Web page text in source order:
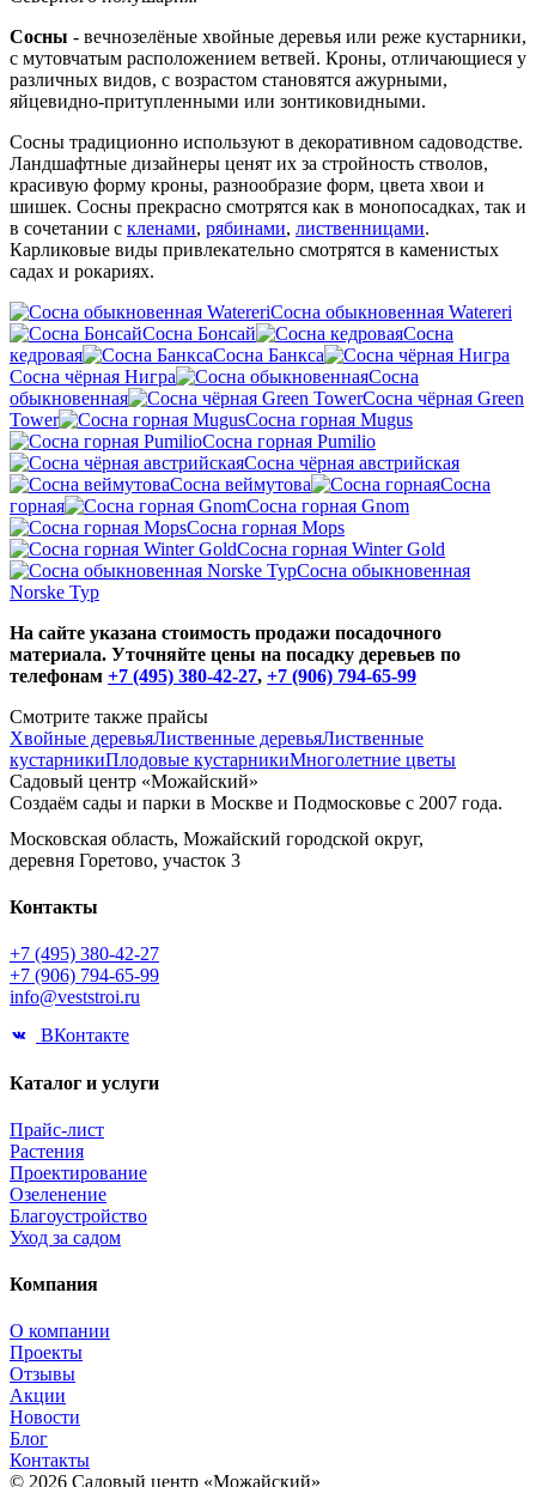
Сосны - вечнозелёные хвойные деревья или реже кустарники,
с мутовчатым расположением ветвей. Кроны, отличающиеся у
различных видов, с возрастом становятся ажурными,
яйцевидно-притупленными или зонтиковидными.
Сосны традиционно используют в декоративном садоводстве.
Ландшафтные дизайнеры ценят их за стройность стволов,
красивую форму кроны, разнообразие форм, цвета хвои и
шишек. Сосны прекрасно смотрятся как в монопосадках, так и
в сочетании с кленами, рябинами, лиственницами.
Карликовые виды привлекательно смотрятся в каменистых
садах и рокариях.
Сосна обыкновенная Watereri
Сосна Бонсай
Сосна
кедровая
Сосна Банкса
Сосна чёрная Нигра
Сосна
обыкновенная
Сосна чёрная Green
Tower
Сосна горная Mugus
Сосна горная Pumilio
Сосна чёрная австрийская
Сосна веймутова
Сосна
горная
Сосна горная Gnom
Сосна горная Mops
Сосна горная Winter Gold
Сосна обыкновенная
Norske Typ
На сайте указана стоимость продажи посадочного
материала. Уточняйте цены на посадку деревьев по
телефонам +7 (495) 380-42-27, +7 (906) 794-65-99
Смотрите также прайсы
Хвойные деревьяЛиственные деревьяЛиственные
кустарникиПлодовые кустарникиМноголетние цветы
Садовый центр «Можайский»
Создаём сады и парки в Москве и Подмосковье с 2007 года.
Московская область, Можайский городской округ,
деревня Горетово, участок 3
Контакты
+7 (495) 380-42-27
+7 (906) 794-65-99
info@veststroi.ru
ВКонтакте
Каталог и услуги
Прайс-лист
Растения
Проектирование
Озеленение
Благоустройство
Уход за садом
Компания
О компании
Проекты
Отзывы
Акции
Новости
Блог
Контакты
© 2026 Садовый центр «Можайский»